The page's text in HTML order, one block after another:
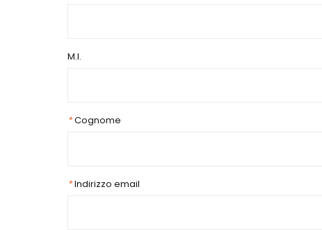
M.I.
* Cognome
* Indirizzo email